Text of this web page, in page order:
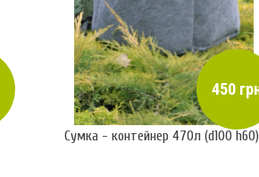
450
Сумка - контейнер 470л (d100 h60)